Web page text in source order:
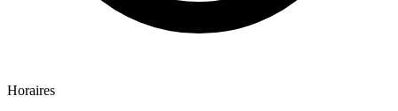
Horaires